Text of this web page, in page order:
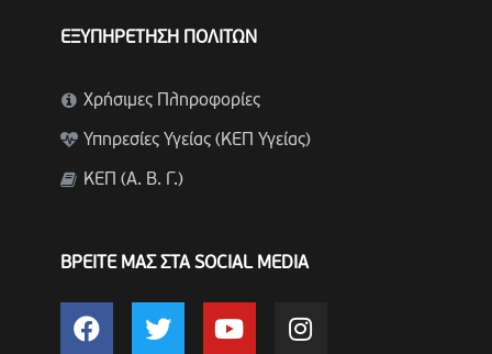
ΕΞΥΠΗΡΕΤΗΣΗ ΠΟΛΙΤΩΝ
Χρήσιμες Πληροφορίες
Υπηρεσίες Υγείας (ΚΕΠ Υγείας)
ΚΕΠ (Α. Β. Γ.)
ΒΡΕΙΤΕ ΜΑΣ ΣΤΑ SOCIAL MEDIA